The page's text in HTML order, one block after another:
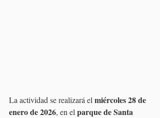
La actividad se realizará el miércoles 28 de
enero de 2026, en el parque de Santa